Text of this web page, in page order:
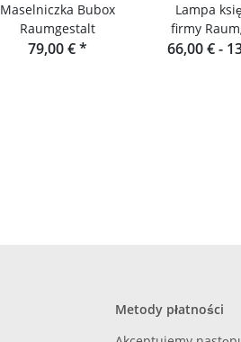
Maselniczka Bubox
Raumgestalt
79,00 €*
Lampa
firmy
66,00 € -
Metody płatności